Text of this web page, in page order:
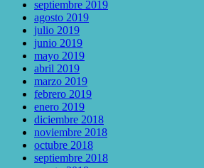
septiembre 2019
agosto 2019
julio 2019
junio 2019
mayo 2019
abril 2019
marzo 2019
febrero 2019
enero 2019
diciembre 2018
noviembre 2018
octubre 2018
septiembre 2018